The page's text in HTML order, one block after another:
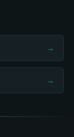
→
→